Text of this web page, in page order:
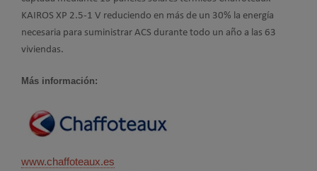
KAIROS XP 2.5-1 V reduciendo en más de un 30% la energía
necesaria para suministrar ACS durante todo un año a las 63
viviendas.
Más información:
www.chaffoteaux.es